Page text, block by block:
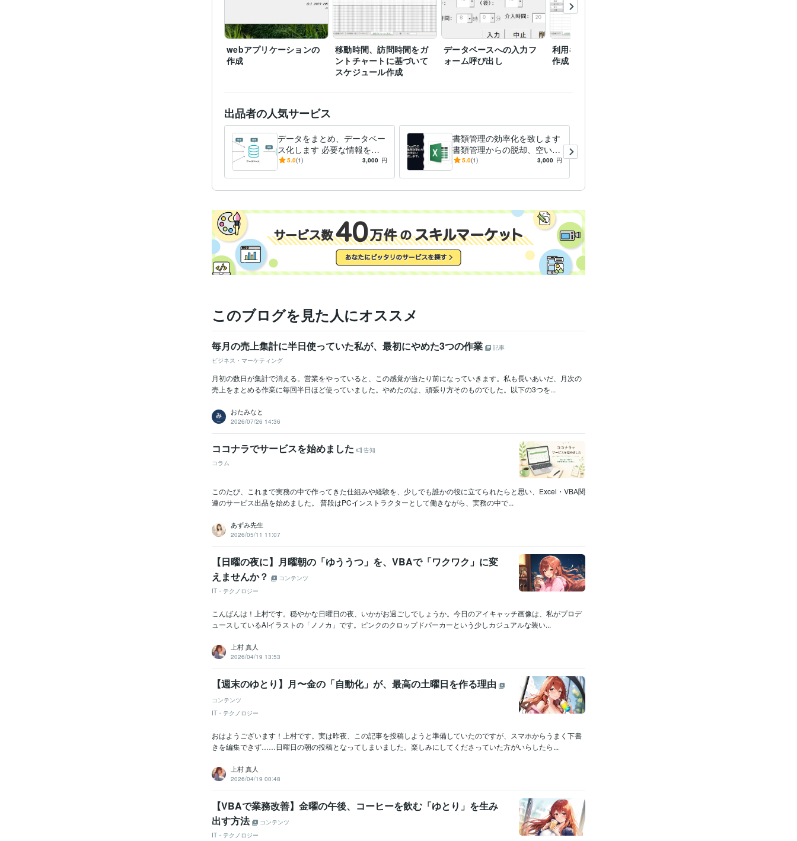
webアプリケーションの
作成
移動時間、訪問時間をガ
ントチャートに基づいて
スケジュール作成
データベースへの入力フ
ォーム呼び出し
利用者様データベースの
作成
出品者の人気サービス
データをまとめ、データベー
ス化します 必要な情報をと
りまとめ、データベース化す
5.0(1) 3,000 円
書類管理の効率化を致します
書類管理からの脱却、空いた
時間を有効に活用できるよう
5.0(1) 3,000 円
このブログを見た人にオススメ
毎月の売上集計に半日使っていた私が、最初にやめた3つの作業
記事
ビジネス・マーケティング
月初の数日が集計で消える。営業をやっていると、この感覚が当たり前になっていきます。私も長いあいだ、月次の
売上をまとめる作業に毎回半日ほど使っていました。やめたのは、頑張り方そのものでした。以下の3つを...
おたみなと
2026/07/26 14:36
ココナラでサービスを始めました
告知
コラム
このたび、これまで実務の中で作ってきた仕組みや経験を、少しでも誰かの役に立てられたらと思い、Excel・VBA関
連のサービス出品を始めました。 普段はPCインストラクターとして働きながら、実務の中で...
あずみ先生
2026/05/11 11:07
【日曜の夜に】月曜朝の「ゆううつ」を、VBAで「ワクワク」に変
えませんか？
コンテンツ
IT・テクノロジー
こんばんは！上村です。穏やかな日曜日の夜、いかがお過ごしでしょうか。今日のアイキャッチ画像は、私がプロデ
ュースしているAIイラストの「ノノカ」です。ピンクのクロップドパーカーという少しカジュアルな装い...
上村 真人
2026/04/19 13:53
【週末のゆとり】月〜金の「自動化」が、最高の土曜日を作る理由
コンテンツ
IT・テクノロジー
おはようございます！上村です。実は昨夜、この記事を投稿しようと準備していたのですが、スマホからうまく下書
きを編集できず……日曜日の朝の投稿となってしまいました。楽しみにしてくださっていた方がいらしたら...
上村 真人
2026/04/19 00:48
【VBAで業務改善】金曜の午後、コーヒーを飲む「ゆとり」を生み
出す方法
コンテンツ
IT・テクノロジー